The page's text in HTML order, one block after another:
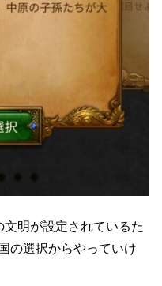
文明が設定されているた
の選択からやっていけ